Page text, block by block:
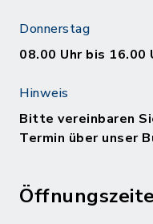
Donnerstag
08.00 Uhr bis 16.00
Hinweis
Bitte vereinbaren
Termin über unser